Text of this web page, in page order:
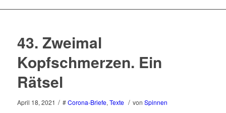
43. Zweimal
Kopfschmerzen. Ein
Rätsel
April 18, 2021 / #Corona-Briefe, Texte / von Spinnen